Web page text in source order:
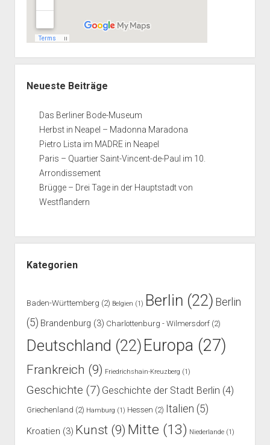
Neueste Beiträge
Das Berliner Bode-Museum
Herbst in Neapel – Madonna Maradona
Pietro Lista im MADRE in Neapel
Paris – Quartier Saint-Vincent-de-Paul im 10.
Arrondissement
Brügge – Drei Tage in der Hauptstadt von
Westflandern
Kategorien
Baden-Württemberg (2) Belgien (1) Berlin (22) Berlin
(5) Brandenburg (3) Charlottenburg - Wilmersdorf(2)
Deutschland (22) Europa (27)
Frankreich (9) Friedrichshain-Kreuzberg (1)
Geschichte (7) Geschichte der Stadt Berlin (4)
Griechenland (2) Hamburg (1) Hessen (2) Italien (5)
Kroatien (3) Kunst(9) Mitte (13) Niederlande(1)